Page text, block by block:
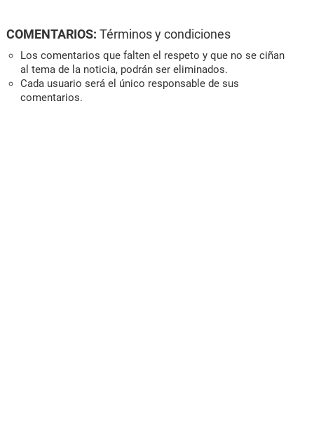
COMENTARIOS: Términos y condiciones
Los comentarios que falten el respeto y que no se ciñan
al tema de la noticia, podrán ser eliminados.
Cada usuario será el único responsable de sus
comentarios.